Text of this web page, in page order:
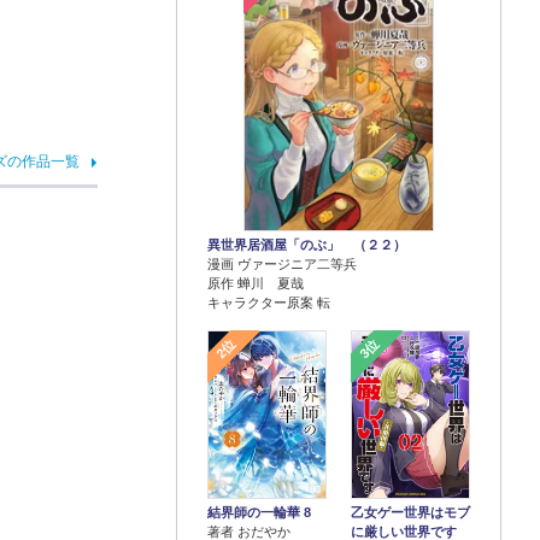
の作品一覧
異世界居酒屋「のぶ」 （２２）
漫画 ヴァージニア二等兵
原作 蝉川 夏哉
キャラクター原案 転
2位
結界師の一輪華 8
著者 おだやか
3位
乙女ゲー世界はモブ
に厳しい世界です